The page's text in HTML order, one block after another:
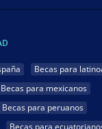
Becas para
Becas para mexicanos
Becas para peruanos
Becas para